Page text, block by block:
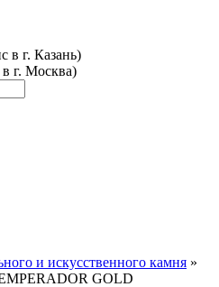
в г. Казань)
г. Москва)
и искусственного камня »
GOLD